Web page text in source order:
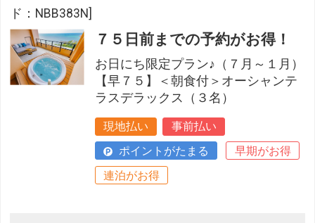
ド：NBB383N]
７５日前までの予約がお得！
お日にち限定プラン♪（７月～１月）
【早７５】＜朝食付＞オーシャンテ
ラスデラックス（３名）
現地払い
事前払い
ポイントがたまる
早期がお得
連泊がお得